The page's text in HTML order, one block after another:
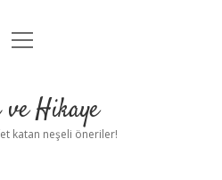
Anasayfa
Uyarı
menüyü
ve Hikaye
katan neşeli öneriler!